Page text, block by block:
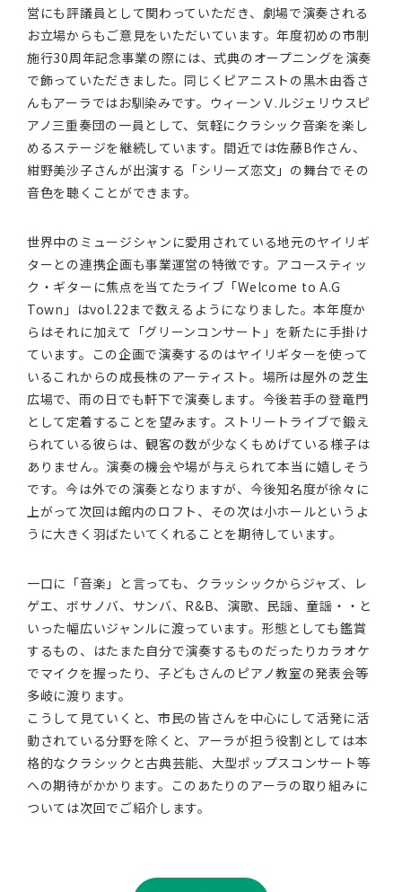
営にも評議員として関わっていただき、劇場で演奏される
お立場からもご意見をいただいています。年度初めの市制
施行30周年記念事業の際には、式典のオープニングを演奏
で飾っていただきました。同じくピアニストの黒木由香さ
んもアーラではお馴染みです。ウィーンＶ.ルジェリウスピ
アノ三重奏団の一員として、気軽にクラシック音楽を楽し
めるステージを継続しています。間近では佐藤B作さん、
紺野美沙子さんが出演する「シリーズ恋文」の舞台でその
音色を聴くことができます。
世界中のミュージシャンに愛用されている地元のヤイリギ
ターとの連携企画も事業運営の特徴です。アコースティッ
ク・ギターに焦点を当てたライブ「Welcome to A.G
Town」はvol.22まで数えるようになりました。本年度か
らはそれに加えて「グリーンコンサート」を新たに手掛け
ています。この企画で演奏するのはヤイリギターを使って
いるこれからの成長株のアーティスト。場所は屋外の芝生
広場で、雨の日でも軒下で演奏します。今後若手の登竜門
として定着することを望みます。ストリートライブで鍛え
られている彼らは、観客の数が少なくもめげている様子は
ありません。演奏の機会や場が与えられて本当に嬉しそう
です。今は外での演奏となりますが、今後知名度が徐々に
上がって次回は館内のロフト、その次は小ホールというよ
うに大きく羽ばたいてくれることを期待しています。
一口に「音楽」と言っても、クラッシックからジャズ、レ
ゲエ、ボサノバ、サンバ、R&B、演歌、民謡、童謡・・と
いった幅広いジャンルに渡っています。形態としても鑑賞
するもの、はたまた自分で演奏するものだったりカラオケ
でマイクを握ったり、子どもさんのピアノ教室の発表会等
多岐に渡ります。
こうして見ていくと、市民の皆さんを中心にして活発に活
動されている分野を除くと、アーラが担う役割としては本
格的なクラシックと古典芸能、大型ポップスコンサート等
への期待がかかります。このあたりのアーラの取り組みに
ついては次回でご紹介します。